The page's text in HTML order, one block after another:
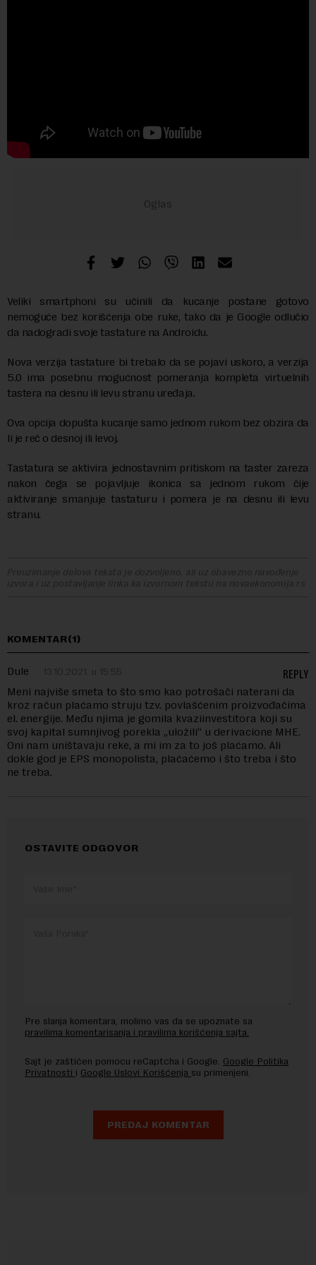
Veliki smartphoni su učinili da kucanje postane gotovo
nemoguće bez korišćenja obe ruke, tako da je Google odlučio
da nadogradi svoje tastature na Androidu.
Nova verzija tastature bi trebalo da se pojavi uskoro, a verzija
5.0 ima posebnu mogućnost pomeranja kompleta virtuelnih
tastera na desnu ili levu stranu uređaja.
Ova opcija dopušta kucanje samo jednom rukom bez obzira da
li je reč o desnoj ili levoj.
Tastatura se aktivira jednostavnim pritiskom na taster zareza
nakon čega se pojavljuje ikonica sa jednom rukom čije
aktiviranje smanjuje tastaturu i pomera je na desnu ili levu
stranu.
Preuzimanje delova teksta je dozvoljeno, ali uz obavezno navođenje
izvora i uz postavljanje linka ka izvornom tekstu na novaekonomija.rs
KOMENTAR(1)
Dule 13.10.2021. u 15:55
Meni najviše smeta to što smo kao potrošači naterani da
kroz račun plaćamo struju tzv. povlašćenim proizvođačima
el. energije. Među njima je gomila kvaziinvestitora koji su
svoj kapital sumnjivog porekla „uložili“ u derivacione MHE.
Oni nam uništavaju reke, a mi im za to još plaćamo. Ali
dokle god je EPS monopolista, plaćaćemo i što treba i što
ne treba.
REPLY
OSTAVITE ODGOVOR
Pre slanja komentara, molimo vas da se upoznate sa
pravilima komentarisanja i pravilima korišćenja sajta.
Sajt je zaštićen pomocu reCaptcha i Google. Google Politika
Privatnosti i Google Uslovi Korišćenja su primenjeni.